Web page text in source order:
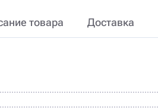
товара Доставка